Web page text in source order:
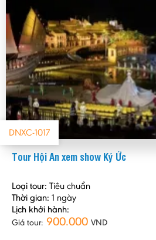
DNXC-1017
Tour Hội An xem show Ký Ức
Loại tour: Tiêu chuẩn
Thời gian: 1 ngày
Lịch khởi hành:
Giá tour: 900.000 VND